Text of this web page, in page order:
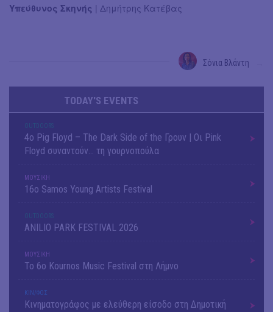
Υπεύθυνος Σκηνής | Δημήτρης Κατέβας
Σόνια Βλάντη
TODAY'S EVENTS
OUTDΟORS
4ο Pig Floyd – The Dark Side of the Γρουν | Οι Pink
Floyd συναντούν… τη γουρνοπούλα
ΜΟΥΣΙΚΗ
16o Samos Young Artists Festival
OUTDΟORS
ANILIO PARK FESTIVAL 2026
ΜΟΥΣΙΚΗ
Το 6ο Kournos Music Festival στη Λήμνο
ΚΙΝ/ΦΟΣ
Κινηματογράφος με ελεύθερη είσοδο στη Δημοτική